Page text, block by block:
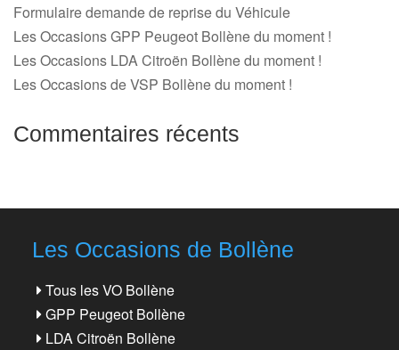
Formulaire demande de reprise du Véhicule
Les Occasions GPP Peugeot Bollène du moment !
Les Occasions LDA Citroën Bollène du moment !
Les Occasions de VSP Bollène du moment !
Commentaires récents
Les Occasions de Bollène
Tous les VO Bollène
GPP Peugeot Bollène
LDA Citroën Bollène